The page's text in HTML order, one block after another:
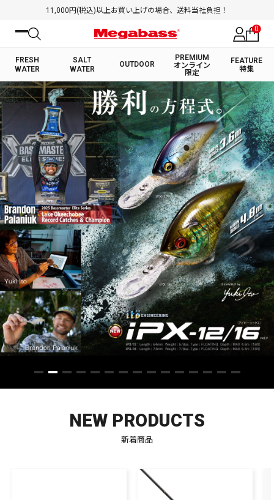
11,000円(税込)以上お買い上げの場合、送料当社負担！
0
FRESH
WATER
FRESH WATER TOP
BASS ROD
BASS LURE TROUT ROD TROUT LURE
SALT
WATER
SALT WATER TOP
SALTWATER ROD
SALTWATER LURE
OUTDOOR
PREMIUM
オンライン
限定
FEATURE
特集
絞り込み検索
キーワード
カテゴリ
PREMIUM オンライン限定
FRESH WATER
SALT WATER
OUTDOOR
NEW PRODUCTS
新着商品